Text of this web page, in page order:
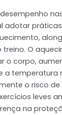
adotar
O
o corpo,
a temperatura
o risco de
leves
na